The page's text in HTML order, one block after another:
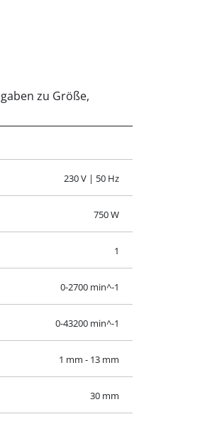
zu Größe,
230 V | 50 Hz
750 W
1
0-2700 min^-1
0-43200 min^-1
1 mm - 13 mm
30 mm